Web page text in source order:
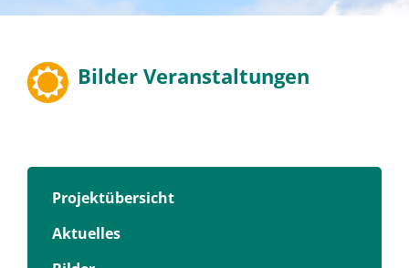
Bilder Veranstaltungen
Projektübersicht
Aktuelles